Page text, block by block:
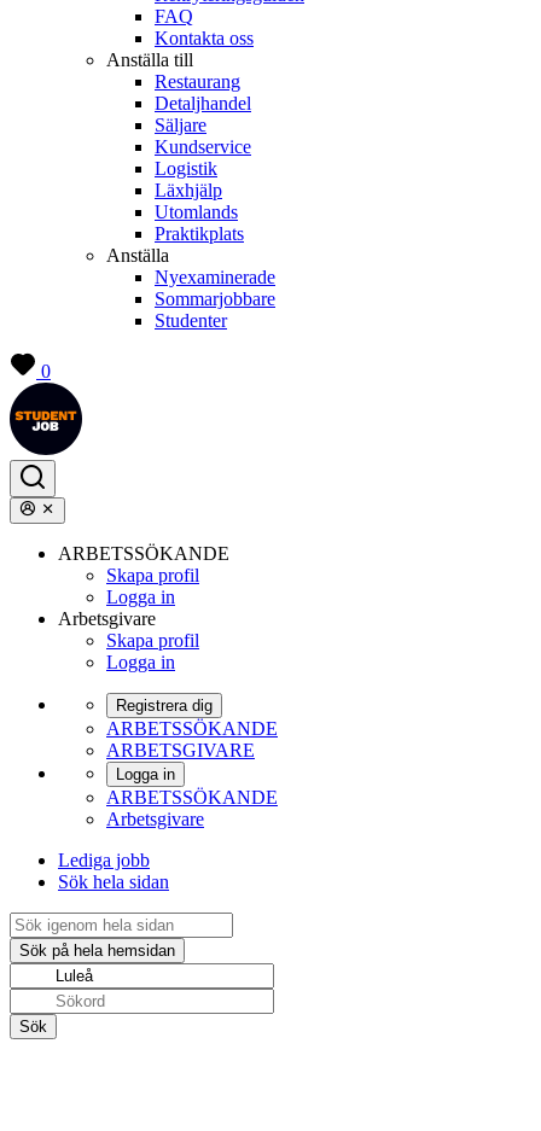
FAQ
Kontakta oss
Anställa till
Restaurang
Detaljhandel
Säljare
Kundservice
Logistik
Läxhjälp
Utomlands
Praktikplats
Anställa
Nyexaminerade
Sommarjobbare
Studenter
0
ARBETSSÖKANDE
Skapa profil
Logga in
Arbetsgivare
Skapa profil
Logga in
Registrera dig
ARBETSSÖKANDE
ARBETSGIVARE
Logga in
ARBETSSÖKANDE
Arbetsgivare
Lediga jobb
Sök hela sidan